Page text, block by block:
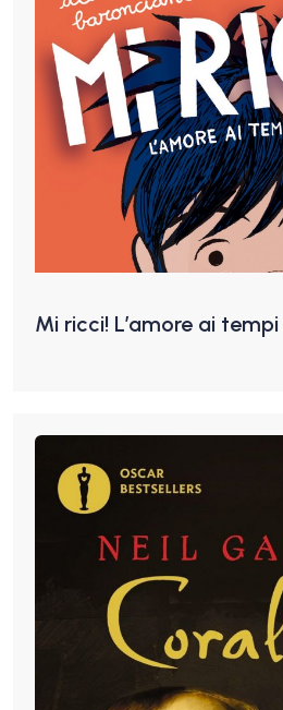
Mi ricci! L’amore ai